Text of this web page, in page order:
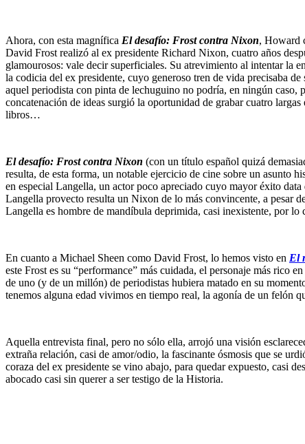
Ahora, con esta magnífica El desafío: Frost contra Nixon, Howard
David Frost realizó al ex presidente Richard Nixon, cuatro años
glamourosos: vale decir superficiales. Su atrevimiento al intentar la
la codicia del ex presidente, cuyo generoso tren de vida precisaba
aquel periodista con pinta de lechuguino no podría, en ningún caso,
concatenación de ideas surgió la oportunidad de grabar cuatro
libros…
El desafío: Frost contra Nixon (con un título español quizá
resulta, de esta forma, un notable ejercicio de cine sobre un asunto
en especial Langella, un actor poco apreciado cuyo mayor éxito data
Langella provecto resulta un Nixon de lo más convincente, a pesar
Langella es hombre de mandíbula deprimida, casi inexistente, por
En cuanto a Michael Sheen como David Frost, lo hemos visto en El
este Frost es su “performance” más cuidada, el personaje más rico
de uno (y de un millón) de periodistas hubiera matado en su
tenemos alguna edad vivimos en tiempo real, la agonía de un felón
Aquella entrevista final, pero no sólo ella, arrojó una visión
extraña relación, casi de amor/odio, la fascinante ósmosis que se
coraza del ex presidente se vino abajo, para quedar expuesto, casi
abocado casi sin querer a ser testigo de la Historia.